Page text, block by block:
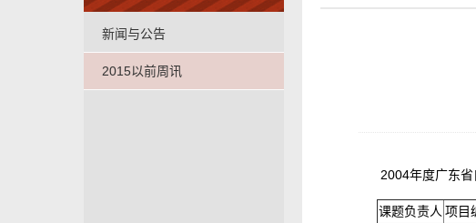
新闻与公告
2015以前周讯
2004年度广东
课题负责人 项目